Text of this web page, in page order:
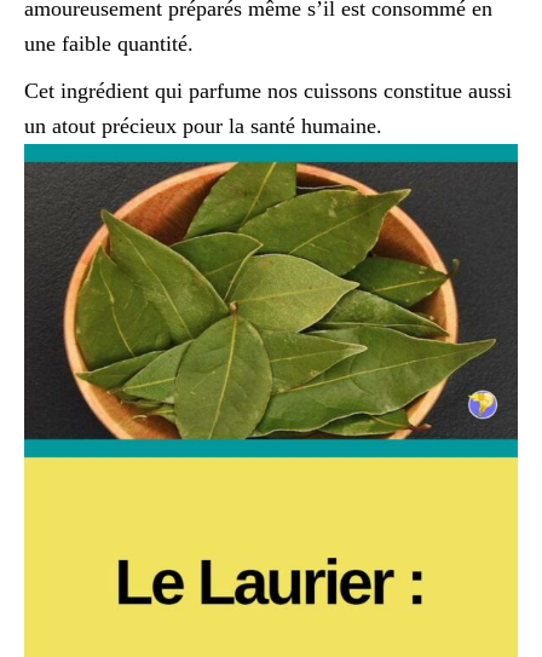
amoureusement préparés même s’il est consommé en
une faible quantité.
Cet ingrédient qui parfume nos cuissons constitue aussi
un atout précieux pour la santé humaine.